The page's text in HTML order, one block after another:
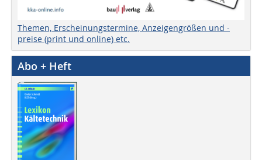
Themen, Erscheinungstermine, Anzeigengrößen und -
preise (print und online) etc.
Abo + Heft